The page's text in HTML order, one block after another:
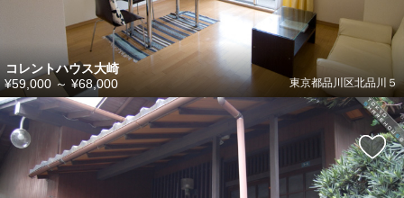
コレントハウス大崎
東京都品川区北品川５
¥59,000 ～ ¥68,000